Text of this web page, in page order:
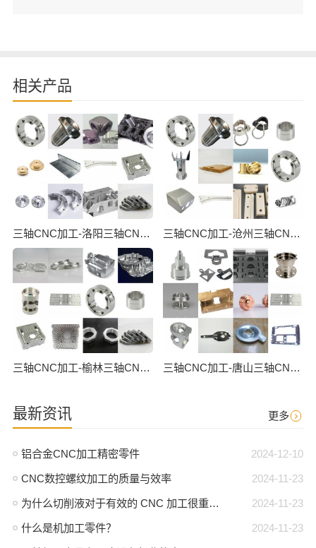
相关产品
三轴CNC加工-洛阳三轴CNC数控加工 三轴CNC加工-沧州三轴CNC数控加工
三轴CNC加工-榆林三轴CNC数控加工 三轴CNC加工-唐山三轴CNC数控加工
最新资讯 更多
2024-12-10
铝合金CNC加工精密零件
2024-11-23
CNC数控螺纹加工的质量与效率
2024-11-23
为什么切削液对于有效的 CNC 加工很重要？
2024-11-23
什么是机加工零件？